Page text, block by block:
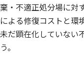
棄・不適正処分場に対
による修復コストと環
未だ顕在化していない
う。